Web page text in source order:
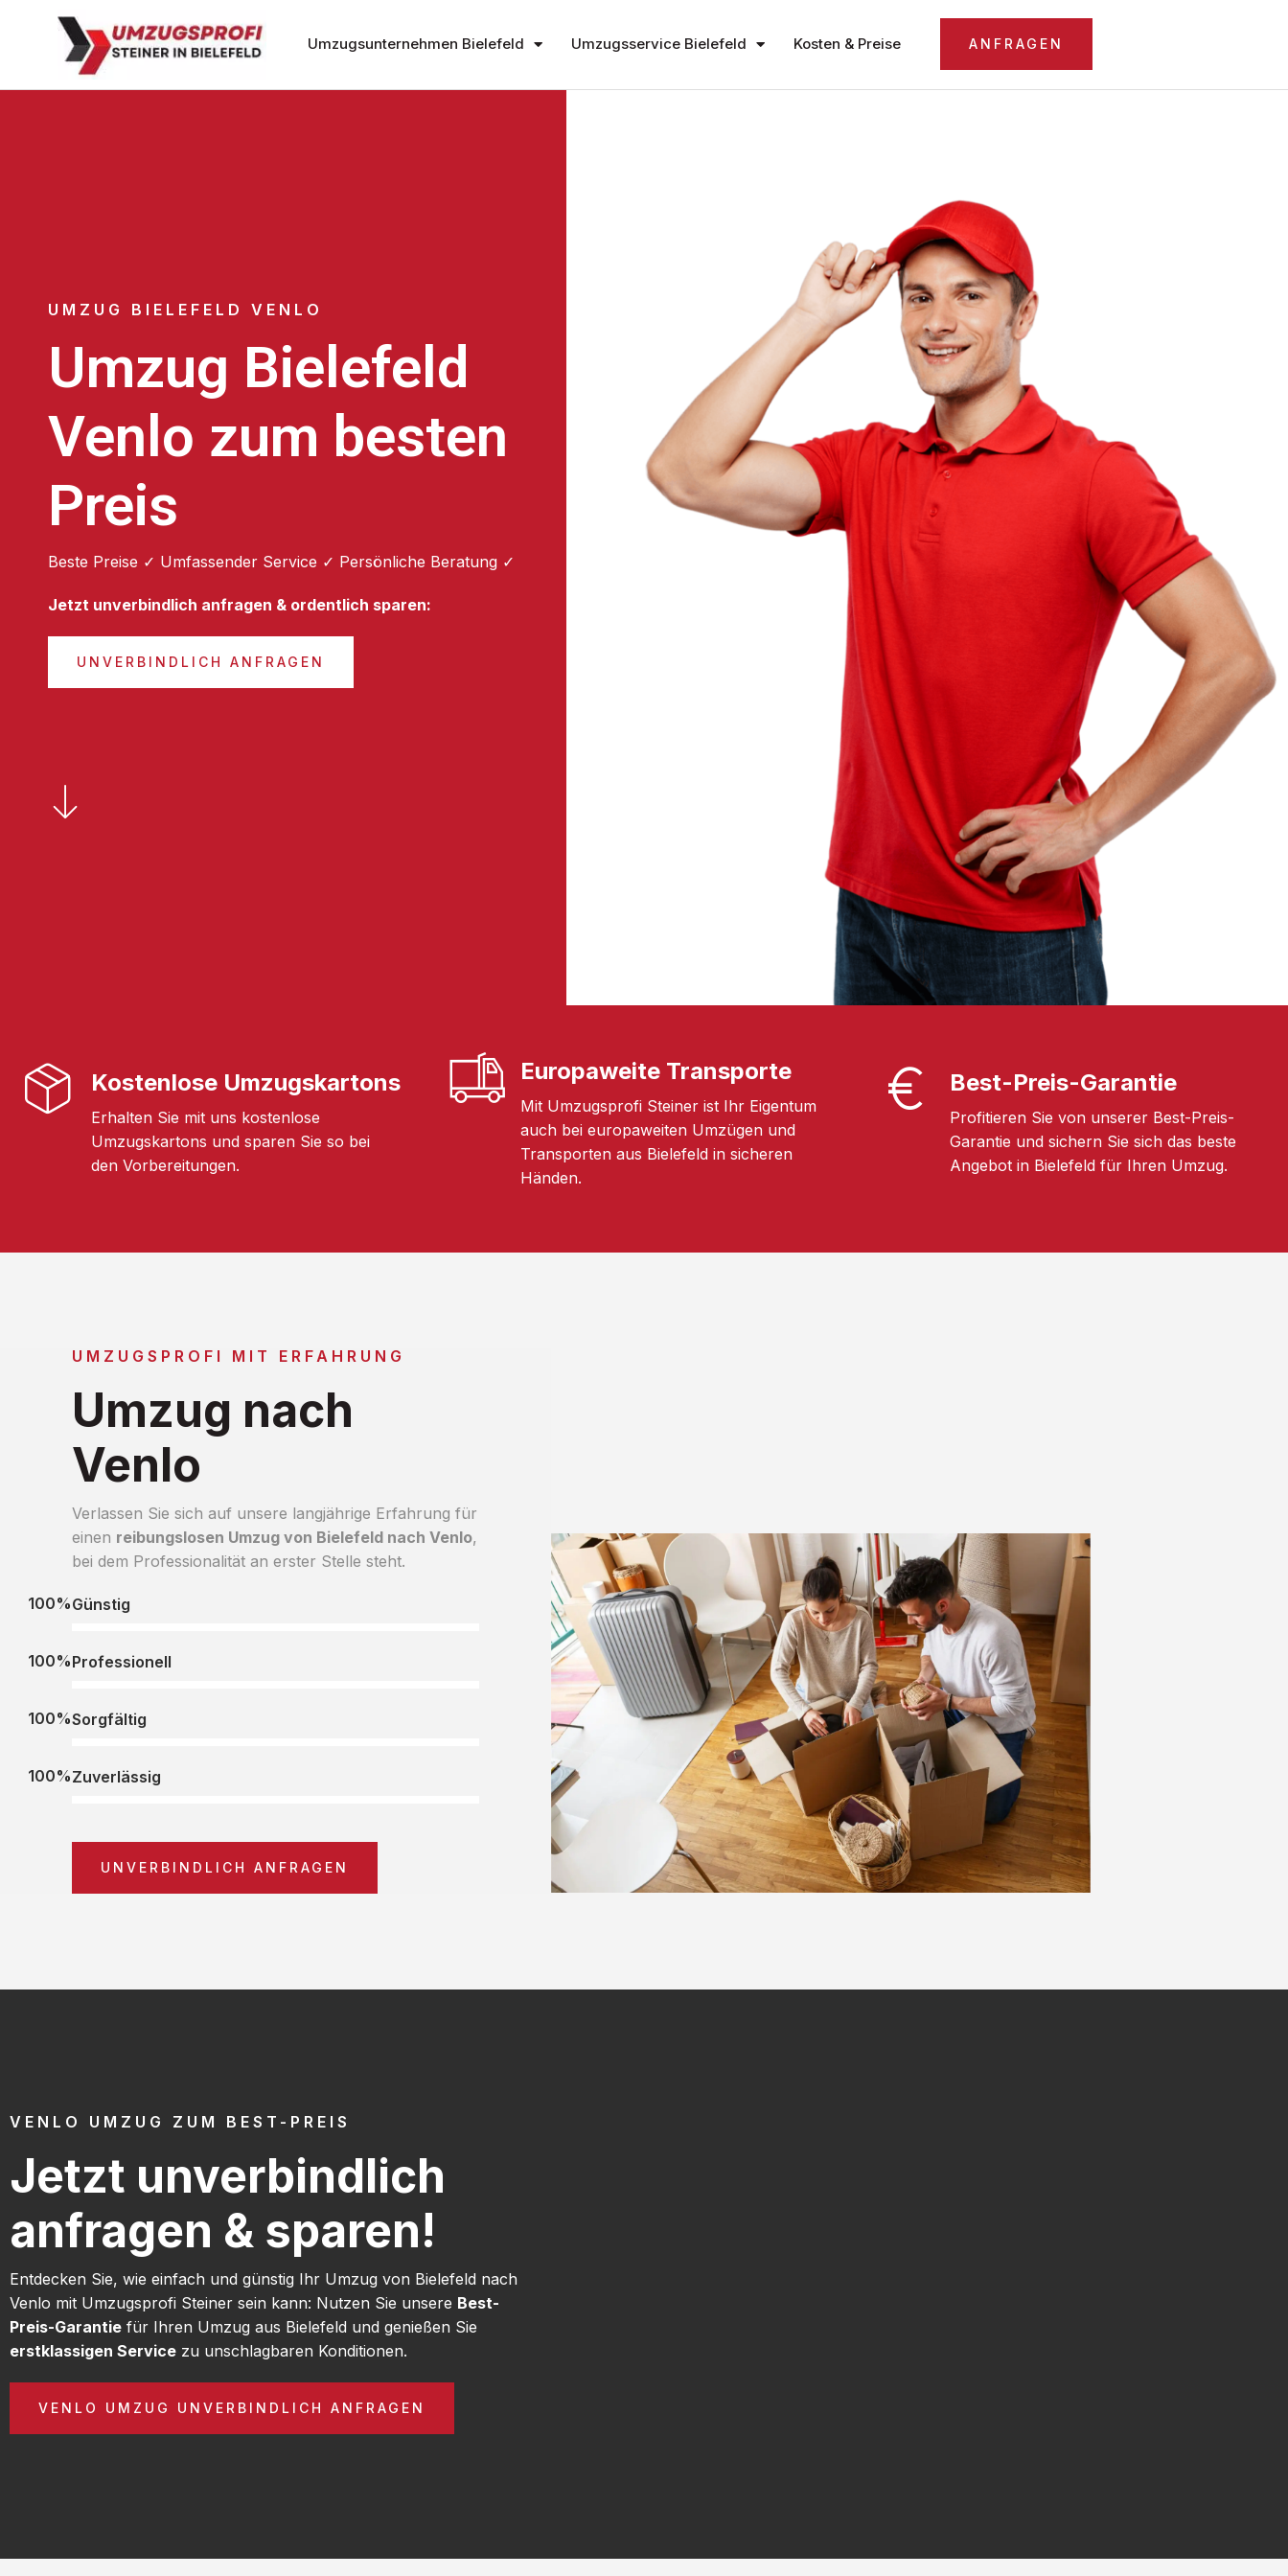
Umzugsunternehmen Bielefeld Umzugsservice Bielefeld Kosten & Preise ANFRAGEN
UMZUG BIELEFELD VENLO
Umzug Bielefeld
Venlo zum besten
Preis
Beste Preise ✓ Umfassender Service ✓ Persönliche Beratung ✓
Jetzt unverbindlich anfragen & ordentlich sparen:
UNVERBINDLICH ANFRAGEN
Kostenlose Umzugskartons
Erhalten Sie mit uns kostenlose
Umzugskartons und sparen Sie so bei
den Vorbereitungen.
Europaweite Transporte
Mit Umzugsprofi Steiner ist Ihr Eigentum
auch bei europaweiten Umzügen und
Transporten aus Bielefeld in sicheren
Händen.
Best-Preis-Garantie
Profitieren Sie von unserer Best-Preis-
Garantie und sichern Sie sich das beste
Angebot in Bielefeld für Ihren Umzug.
UMZUGSPROFI MIT ERFAHRUNG
Umzug nach
Venlo
Verlassen Sie sich auf unsere langjährige Erfahrung für
einen reibungslosen Umzug von Bielefeld nach Venlo,
bei dem Professionalität an erster Stelle steht.
Günstig
100%
Professionell
100%
Sorgfältig
100%
Zuverlässig
100%
UNVERBINDLICH ANFRAGEN
VENLO UMZUG ZUM BEST-PREIS
Jetzt unverbindlich
anfragen & sparen!
Entdecken Sie, wie einfach und günstig Ihr Umzug von Bielefeld nach
Venlo mit Umzugsprofi Steiner sein kann: Nutzen Sie unsere Best-
Preis-Garantie für Ihren Umzug aus Bielefeld und genießen Sie
erstklassigen Service zu unschlagbaren Konditionen.
VENLO UMZUG UNVERBINDLICH ANFRAGEN